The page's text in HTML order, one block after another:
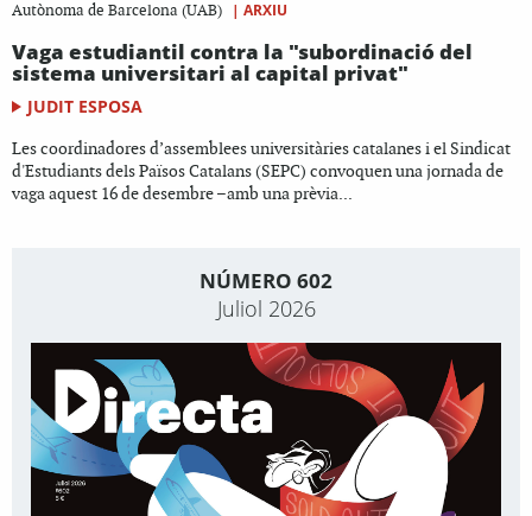
Autònoma de Barcelona (UAB)
| ARXIU
Vaga estudiantil contra la "subordinació del
sistema universitari al capital privat"
JUDIT ESPOSA
Les coordinadores d’assemblees universitàries catalanes i el Sindicat
d'Estudiants dels Països Catalans (SEPC) convoquen una jornada de
vaga aquest 16 de desembre –amb una prèvia...
NÚMERO 602
Juliol 2026